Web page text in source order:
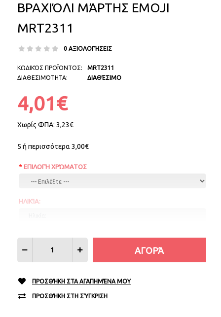
ΒΡΑΧΙΌΛΙ ΜΆΡΤΗΣ EMOJI
MRT2311
0 ΑΞΙΟΛΟΓΉΣΕΙΣ
ΚΩΔΙΚΌΣ ΠΡΟΪΌΝΤΟΣ:
ΔΙΑΘΕΣΙΜΌΤΗΤΑ:
MRT2311
ΔΙΑΘΈΣΙΜΟ
4,01€
Χωρίς ΦΠΑ: 3,23€
5 ή περισσότερα 3,00€
ΕΠΙΛΟΓΉ ΧΡΏΜΑΤΟΣ
ΗΛΙΚΊΑ:
ΠΡΟΣΘΉΚΗ ΣΤΑ ΑΓΑΠΗΜΈΝΑ ΜΟΥ
ΠΡΟΣΘΉΚΗ ΣΤΗ ΣΎΓΚΡΙΣΗ